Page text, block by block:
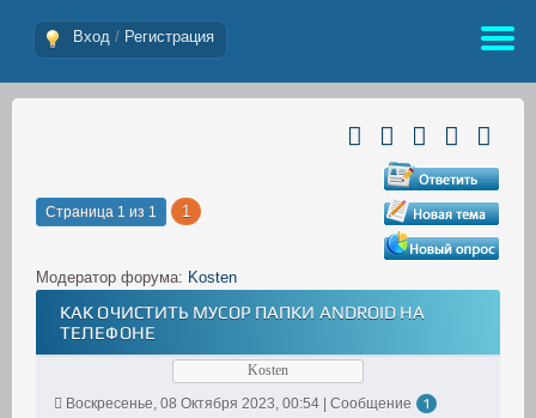
Вход / Регистрация
Страница 1 из 1 1
Модератор форума: Kosten
КАК ОЧИСТИТЬ МУСОР ПАПКИ ANDROID НА
ТЕЛЕФОНЕ
Kosten
Воскресенье, 08 Октября 2023, 00:54 | Сообщение
1